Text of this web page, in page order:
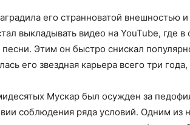
его странноватой внешностью
выкладывать видео на YouTube, где в
Этим он быстро снискал
его звездная карьера всего три
Мускар был осужден за
соблюдения ряда условий. Одним из